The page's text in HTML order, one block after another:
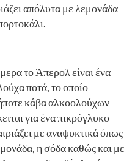
απόλυτα με λεμονάδα
το Άπερολ είναι ένα
ποτά, το οποίο
κάβα αλκοολούχων
για ένα πικρόγλυκο
με αναψυκτικά όπως
η σόδα καθώς και με